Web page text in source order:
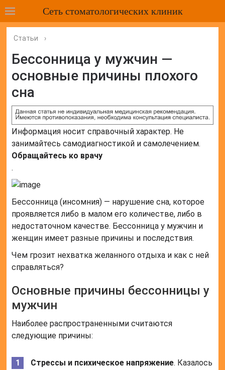
Сеть стоматологических клиник
Статьи ›
Бессонница у мужчин —
основные причины плохого
сна
Информация носит справочный характер. Не
занимайтесь самодиагностикой и самолечением.
Обращайтесь ко врачу
.
Бессонница (инсомния) — нарушение сна, которое
проявляется либо в малом его количестве, либо в
недостаточном качестве. Бессонница у мужчин и
женщин имеет разные причины и последствия.
Чем грозит нехватка желанного отдыха и как с ней
справляться?
Основные причины бессонницы у
мужчин
Наиболее распространенными считаются
следующие причины:
Стрессы и психическое напряжение. Казалось